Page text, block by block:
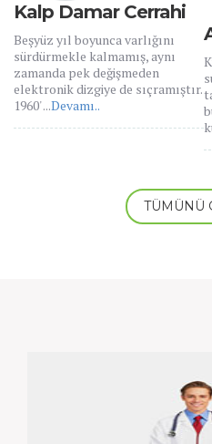
Kalp Damar Cerrahi
Beşyüz yıl boyunca varlığını
sürdürmekle kalmamış, aynı
zamanda pek değişmeden
elektronik dizgiye de sıçramıştır.
1960' ...Devamı..
TÜMÜNÜ